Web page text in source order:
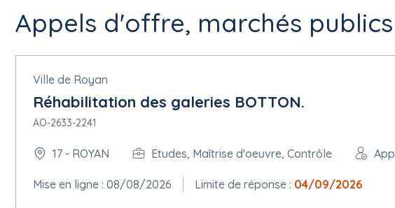
Appels d'offre, marchés
Ville de Royan
Réhabilitation des galeries BOTTON.
AO-2633-2241
17 - ROYAN Etudes, Maîtrise d'oeuvre, Contrôle
Mise en ligne : 08/08/2026 Limite de réponse : 04/09/2026